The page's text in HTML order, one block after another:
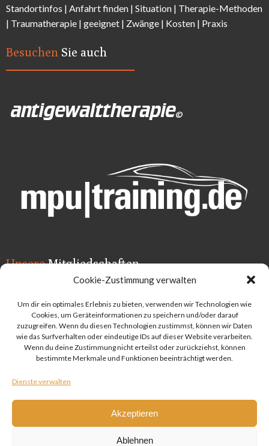
Cookie-Zustimmung verwalten
Um dir ein optimales Erlebnis zu bieten, verwenden wir Technologien wie
Cookies, um Geräteinformationen zu speichern und/oder darauf
zuzugreifen. Wenn du diesen Technologien zustimmst, können wir Daten
wie das Surfverhalten oder eindeutige IDs auf dieser Website verarbeiten.
Wenn du deine Zustimmung nicht erteilst oder zurückziehst, können
bestimmte Merkmale und Funktionen beeinträchtigt werden.
Dienste verwalten
Akzeptieren
Ablehnen
Standortinfos | Anfahrt finden | Situation | Therapie-Methoden
| Traumatherapie | geeignet | Zwänge | Kosten | Praxis
Besuchen Sie auch
UnsereMitgliedschaften